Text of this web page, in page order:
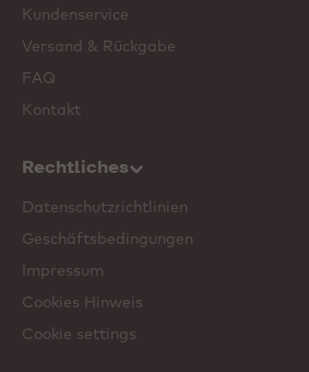
Kundenservice
Versand & Rückgabe
FAQ
Kontakt
Rechtliches
Datenschutzrichtlinien
Geschäftsbedingungen
Impressum
Cookies Hinweis
Cookie settings